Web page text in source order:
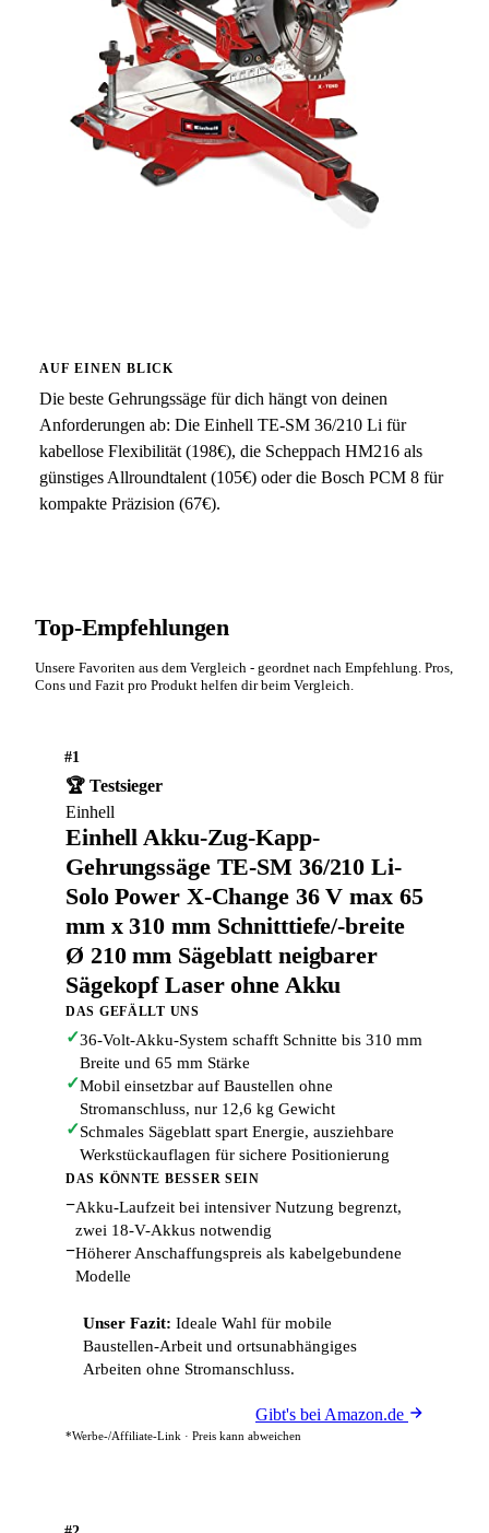
AUF EINEN BLICK
Die beste Gehrungssäge für dich hängt von deinen
Anforderungen ab: Die Einhell TE-SM 36/210 Li für
kabellose Flexibilität (198€), die Scheppach HM216 als
günstiges Allroundtalent (105€) oder die Bosch PCM 8 für
kompakte Präzision (67€).
Top-Empfehlungen
Unsere Favoriten aus dem Vergleich - geordnet nach Empfehlung. Pros,
Cons und Fazit pro Produkt helfen dir beim Vergleich.
#1
🏆 Testsieger
Einhell
Einhell Akku-Zug-Kapp-
Gehrungssäge TE-SM 36/210 Li-
Solo Power X-Change 36 V max 65
mm x 310 mm Schnitttiefe/-breite
Ø 210 mm Sägeblatt neigbarer
Sägekopf Laser ohne Akku
DAS GEFÄLLT UNS
✓36-Volt-Akku-System schafft Schnitte bis 310 mm
Breite und 65 mm Stärke
✓Mobil einsetzbar auf Baustellen ohne
Stromanschluss, nur 12,6 kg Gewicht
✓Schmales Sägeblatt spart Energie, ausziehbare
Werkstückauflagen für sichere Positionierung
DAS KÖNNTE BESSER SEIN
−Akku-Laufzeit bei intensiver Nutzung begrenzt,
zwei 18-V-Akkus notwendig
−Höherer Anschaffungspreis als kabelgebundene
Modelle
Unser Fazit: Ideale Wahl für mobile
Baustellen-Arbeit und ortsunabhängiges
Arbeiten ohne Stromanschluss.
Gibt's bei Amazon.de
*Werbe-/Affiliate-Link · Preis kann abweichen